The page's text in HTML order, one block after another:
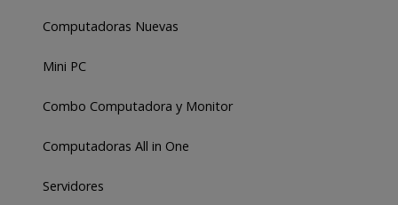
Computadoras Nuevas
Mini PC
Combo Computadora y Monitor
Computadoras All in One
Servidores